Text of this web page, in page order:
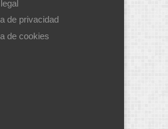
de privacidad
de cookies